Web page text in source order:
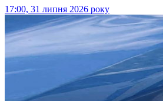
17:00, 31 липня 2026 року